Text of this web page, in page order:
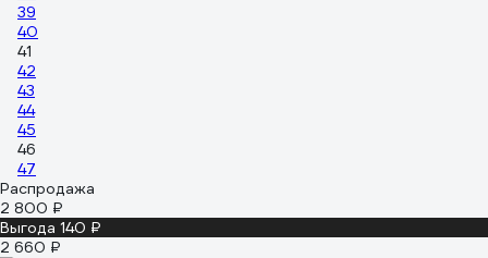
39
40
41
42
43
44
45
46
47
Распродажа
2 800 ₽
Выгода 140 ₽
2 660 ₽